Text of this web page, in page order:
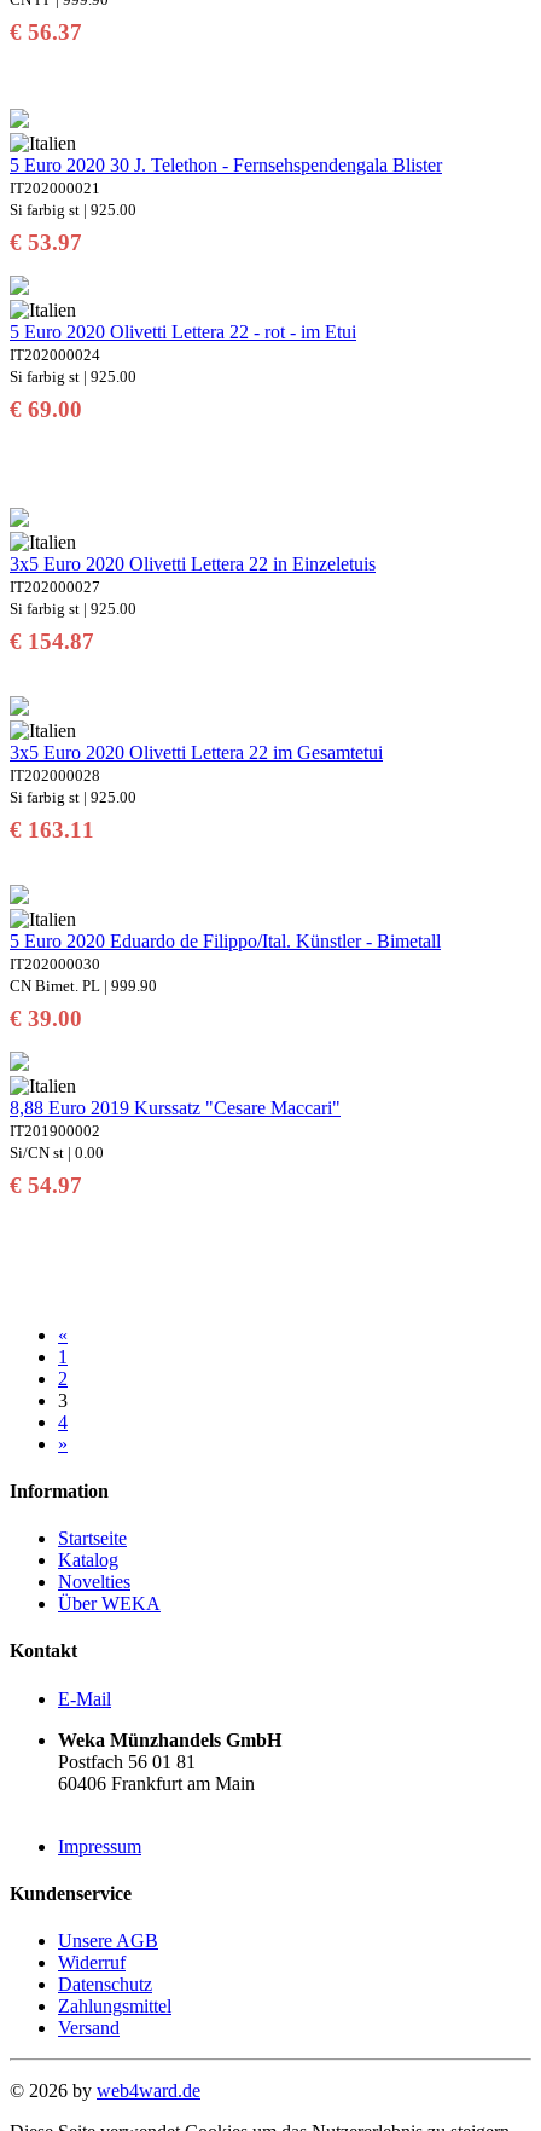
€ 56.37
5 Euro 2020 30 J. Telethon - Fernsehspendengala Blister
IT202000021
Si farbig st | 925.00
€ 53.97
5 Euro 2020 Olivetti Lettera 22 - rot - im Etui
IT202000024
Si farbig st | 925.00
€ 69.00
3x5 Euro 2020 Olivetti Lettera 22 in Einzeletuis
IT202000027
Si farbig st | 925.00
€ 154.87
3x5 Euro 2020 Olivetti Lettera 22 im Gesamtetui
IT202000028
Si farbig st | 925.00
€ 163.11
5 Euro 2020 Eduardo de Filippo/Ital. Künstler - Bimetall
IT202000030
CN Bimet. PL | 999.90
€ 39.00
8,88 Euro 2019 Kurssatz "Cesare Maccari"
IT201900002
Si/CN st | 0.00
€ 54.97
«
1
2
3
4
»
Information
Startseite
Katalog
Novelties
Über WEKA
Kontakt
E-Mail
Weka Münzhandels GmbH
Postfach 56 01 81
60406 Frankfurt am Main
Impressum
Kundenservice
Unsere AGB
Widerruf
Datenschutz
Zahlungsmittel
Versand
© 2026 by web4ward.de